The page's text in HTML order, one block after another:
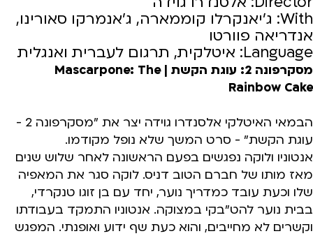
With: ג'יאנקרלו קוממארה, ג'אנמרקו סאורינו,
אנדריאה פוורטו
Language: איטלקית, תרגום לעברית ואנגלית
מסקרפונה 2: עוגת הקשת | Mascarpone: The
Rainbow Cake
הבמאי האיטלקי אלסנדרו גוידה יצר את "מסקרפונה 2 -
עוגת הקשת" - סרט המשך שלא נופל מקודמו.
אנטוניו ולוקה נפגשים בפעם הראשונה לאחר שלוש שנים
מאז מותו של חברם הטוב דניס. לוקה סגר את המאפיה
שלו וכעת עובד כמדריך נוער, יחד עם בן זוגו טנקרדי,
בבית נוער להט"בקי במצוקה. אנטוניו התמקד בעבודתו
וקשרים לא מחייבים, והוא כעת שף ידוע ואופנתי. המפגש